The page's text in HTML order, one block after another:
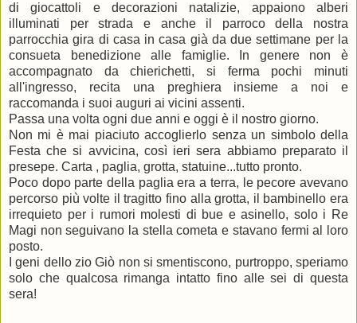
di giocattoli e decorazioni natalizie, appaiono alberi
illuminati per strada e anche il parroco della nostra
parrocchia gira di casa in casa già da due settimane per la
consueta benedizione alle famiglie. In genere non è
accompagnato da chierichetti, si ferma pochi minuti
all'ingresso, recita una preghiera insieme a noi e
raccomanda i suoi auguri ai vicini assenti.
Passa una volta ogni due anni e oggi è il nostro giorno.
Non mi è mai piaciuto accoglierlo senza un simbolo della
Festa che si avvicina, così ieri sera abbiamo preparato il
presepe. Carta , paglia, grotta, statuine...tutto pronto.
Poco dopo parte della paglia era a terra, le pecore avevano
percorso più volte il tragitto fino alla grotta, il bambinello era
irrequieto per i rumori molesti di bue e asinello, solo i Re
Magi non seguivano la stella cometa e stavano fermi al loro
posto.
I geni dello zio Giò non si smentiscono, purtroppo, speriamo
solo che qualcosa rimanga intatto fino alle sei di questa
sera!